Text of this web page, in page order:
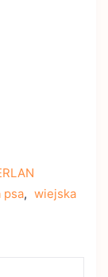
psa, wiejska